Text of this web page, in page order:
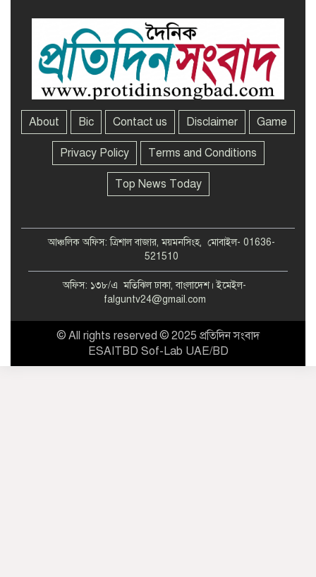
About Bic Contact us Disclaimer Game
Privacy Policy Terms and Conditions
Top News Today
আঞ্চলিক অফিস: ত্রিশাল বাজার, ময়মনসিংহ, মোবাইল- 01636-
521510
অফিস: ১৩৮/এ মতিঝিল ঢাকা, বাংলাদেশ। ইমেইল-
falguntv24@gmail.com
© All rights reserved © 2025 প্রতিদিন সংবাদ
ESAITBD Sof-Lab UAE/BD